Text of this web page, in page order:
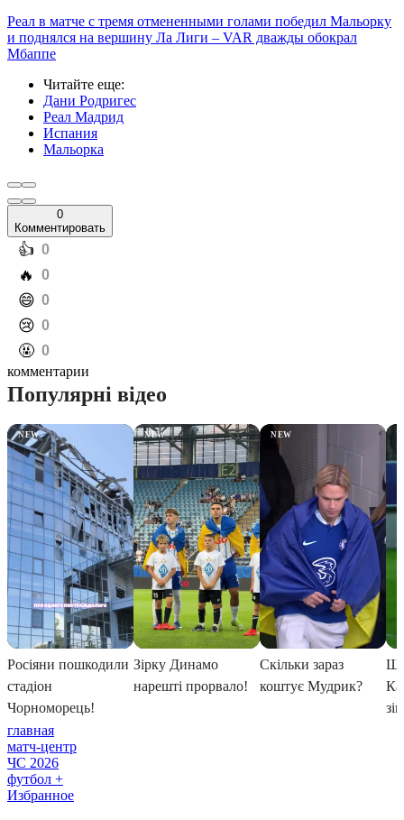
Реал в матче с тремя отмененными голами победил Мальорку
и поднялся на вершину Ла Лиги – VAR дважды обокрал
Мбаппе
Читайте еще:
Дани Родригес
Реал Мадрид
Испания
Мальорка
0
Комментировать
️👍 0
️🔥 0
️😄 0
️😢 0
️🤬 0
комментарии
главная
матч-центр
ЧС 2026
футбол +
Избранное